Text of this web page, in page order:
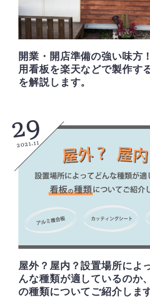
開業・開店準備の強い味方
用看板を楽天などで製作す
を解説します。
29
2021.11
屋外？屋内？設置場所によ
んな種類が適しているのか
の種類についてご紹介しま